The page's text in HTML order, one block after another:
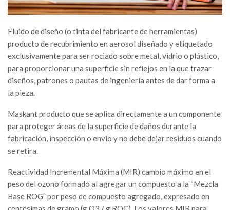
Fluido de diseño (o tinta del fabricante de herramientas)
producto de recubrimiento en aerosol diseñado y etiquetado
exclusivamente para ser rociado sobre metal, vidrio o plástico,
para proporcionar una superficie sin reflejos en la que trazar
diseños, patrones o pautas de ingeniería antes de dar forma a
la pieza.
Maskant producto que se aplica directamente a un componente
para proteger áreas de la superficie de daños durante la
fabricación, inspección o envío y no debe dejar residuos cuando
se retira.
Reactividad Incremental Máxima (MIR) cambio máximo en el
peso del ozono formado al agregar un compuesto a la “Mezcla
Base ROG” por peso de compuesto agregado, expresado en